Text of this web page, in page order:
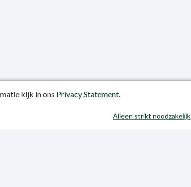
kijk in ons Privacy Statement.
Alleen strikt noodzakelijk